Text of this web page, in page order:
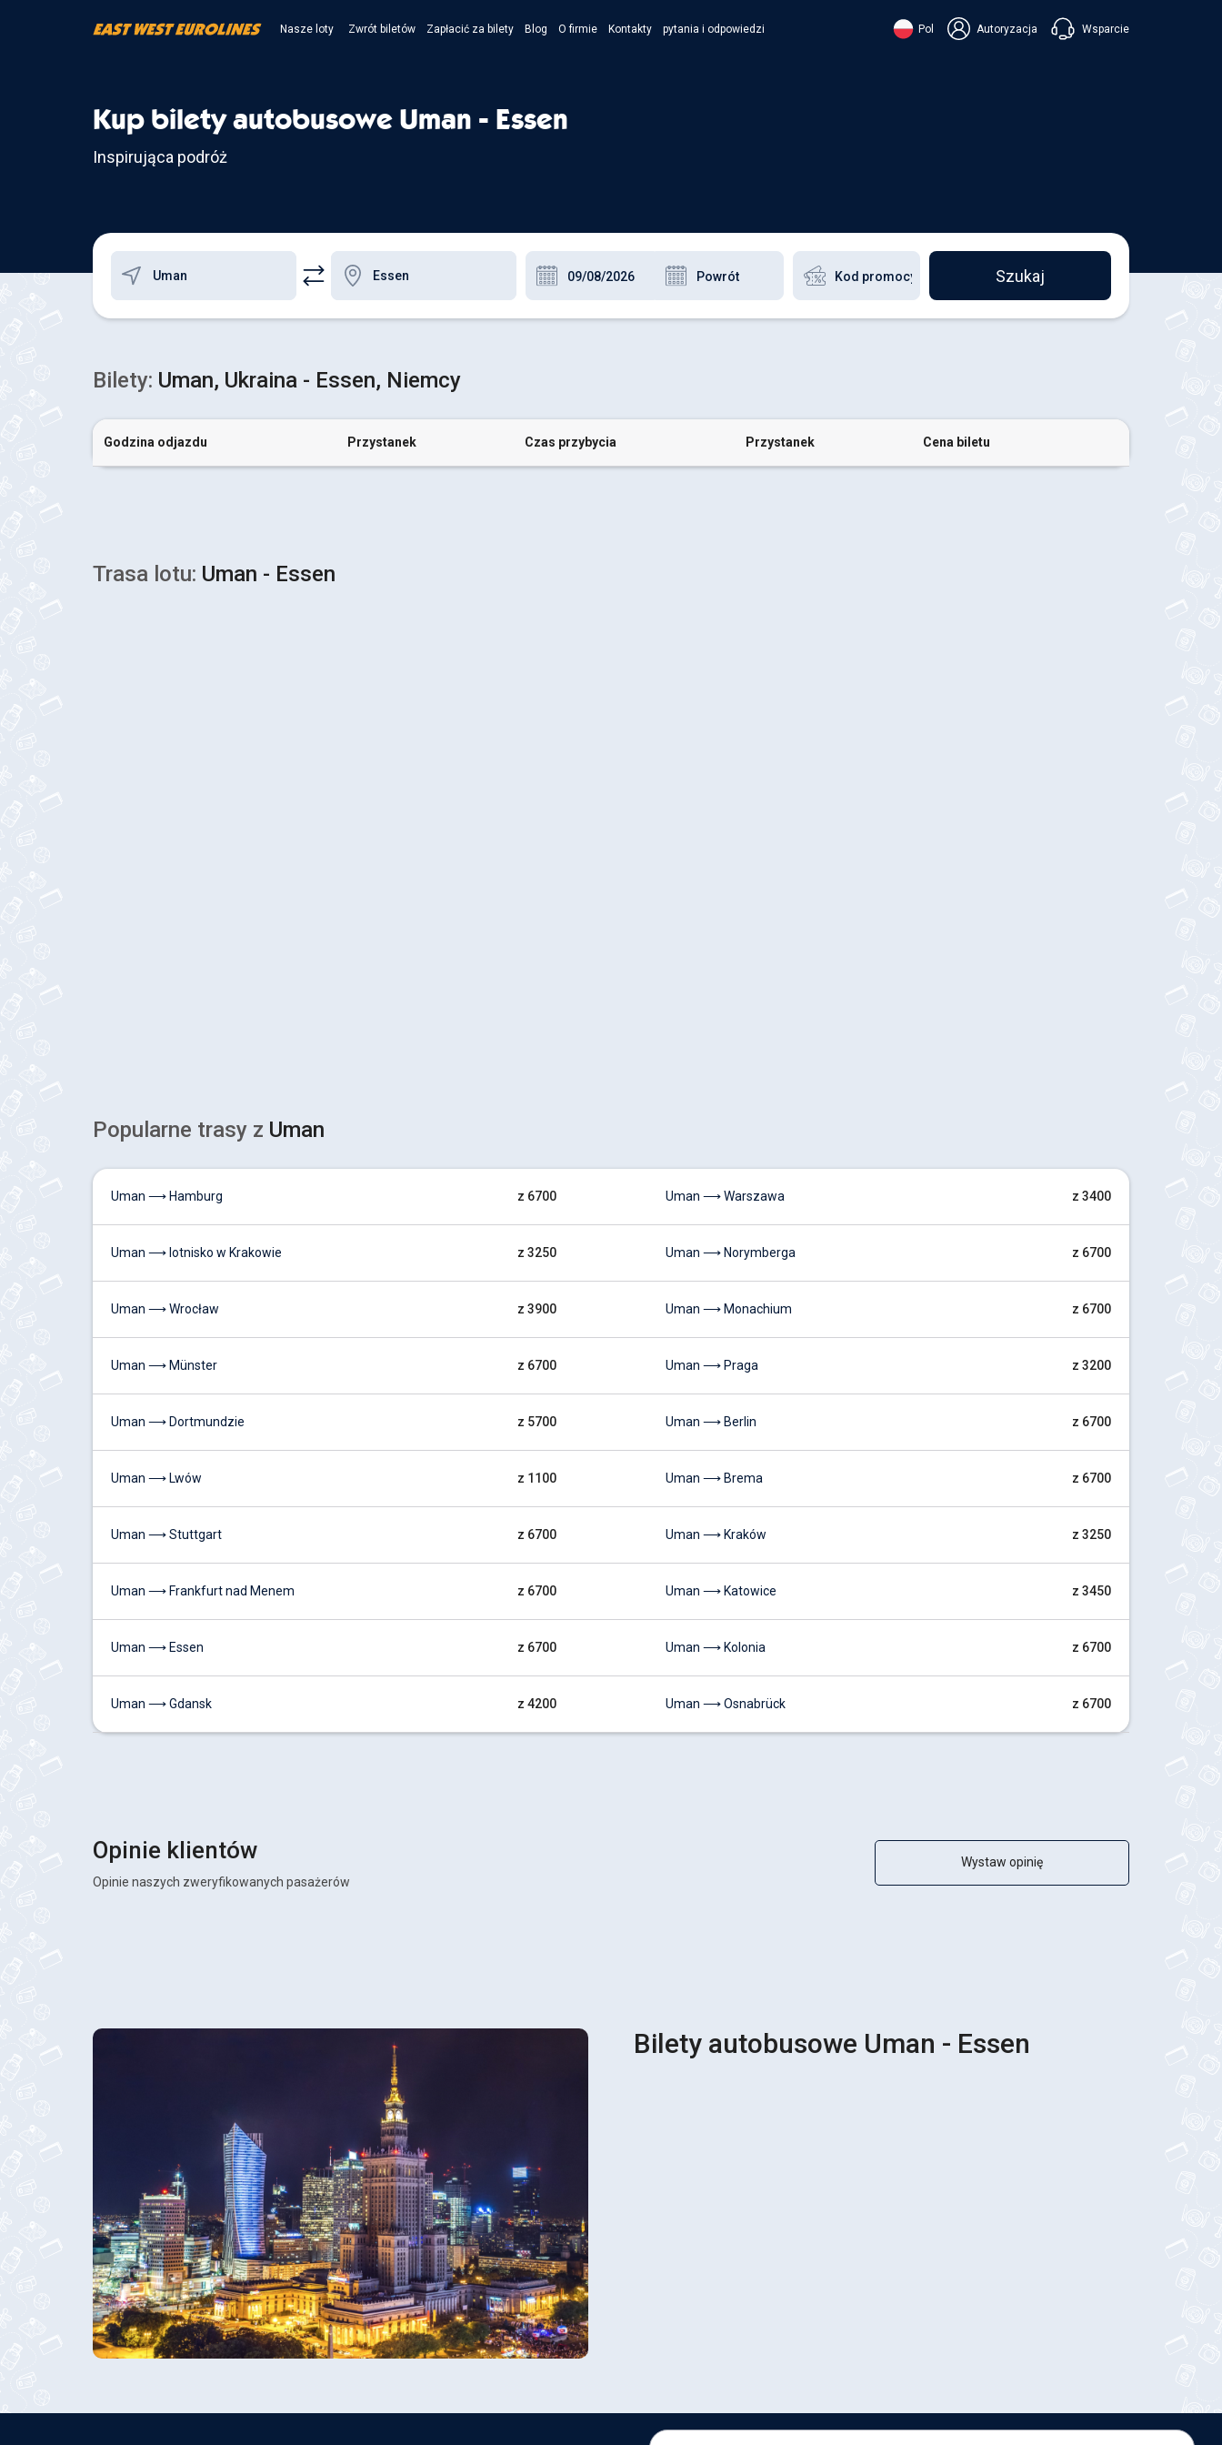
Nasze loty Zwrót biletów Zapłacić za bilety Blog O firmie Kontakty pytania i odpowiedzi Pol Autoryzacja Wsparcie
Czatuj w Messengerze
Kup bilety autobusowe Uman - Essen
Inspirująca podróż
Szukaj
Bilety: Uman, Ukraina - Essen, Niemcy
Godzina odjazdu Przystanek Czas przybycia Przystanek Cena biletu
Trasa lotu: Uman - Essen
Popularne trasy z Uman
Uman ⟶ Hamburg z 6700
Uman ⟶ lotnisko w Krakowie z 3250
Uman ⟶ Wrocław z 3900
Uman ⟶ Münster z 6700
Uman ⟶ Dortmundzie z 5700
Uman ⟶ Lwów z 1100
Uman ⟶ Stuttgart z 6700
Uman ⟶ Frankfurt nad Menem z 6700
Uman ⟶ Essen z 6700
Uman ⟶ Gdansk z 4200
Uman ⟶ Warszawa z 3400
Uman ⟶ Norymberga z 6700
Uman ⟶ Monachium z 6700
Uman ⟶ Praga z 3200
Uman ⟶ Berlin z 6700
Uman ⟶ Brema z 6700
Uman ⟶ Kraków z 3250
Uman ⟶ Katowice z 3450
Uman ⟶ Kolonia z 6700
Uman ⟶ Osnabrück z 6700
Opinie klientów
Opinie naszych zweryfikowanych pasażerów
Wystaw opinię
Bilety autobusowe Uman - Essen